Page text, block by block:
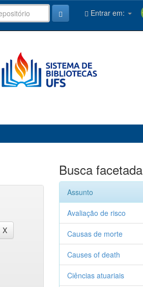
Entrar em:
Busca facetada
Assunto
Avaliação de risco
Causas de morte
Causes of death
Ciências atuariais